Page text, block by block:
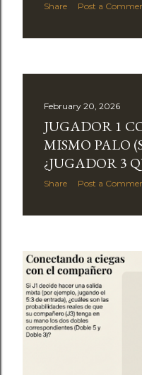
Share Post a
February 20, 2026
JUGADOR 1
MISMO PALO
¿JUGADOR 3
Share Post a